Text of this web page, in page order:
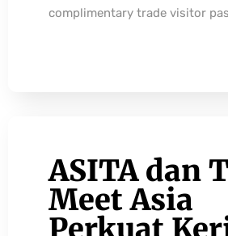
complimentary trade visitor
ASITA dan
Meet Asia